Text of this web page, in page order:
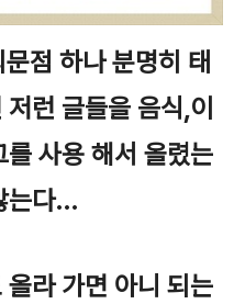
점 하나 분명히 태
런 글들을 음식,이
사용 해서 올렸는
는다...
라 가면 아니 되는